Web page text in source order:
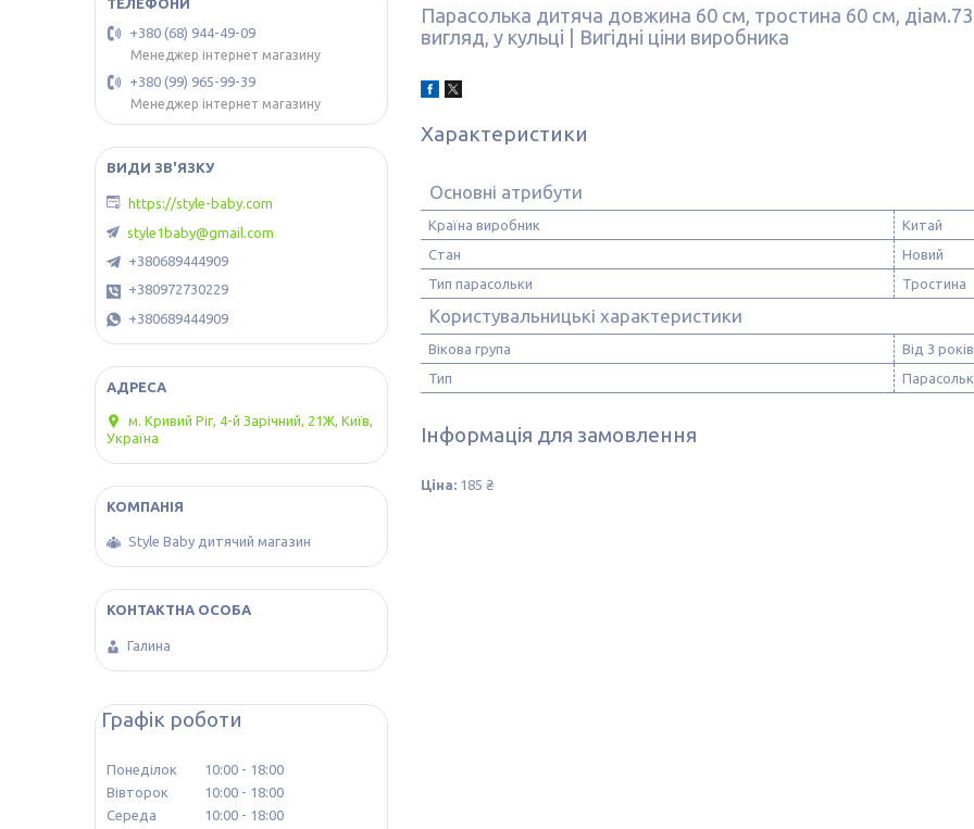
Парасолька дитяча довжина 60 см, тростина 60 см,
вигляд, у кульці | Вигідні ціни виробника
Характеристики
Основні атрибути
Країна виробник
Китай
Стан
Новий
Тип парасольки
Тростина
Користувальницькі характеристики
Вікова група
Від 3 років
Тип
Інформація для замовлення
Ціна: 185 ₴
+380 (68) 944-49-09
Менеджер інтернет магазину
+380 (99) 965-99-39
Менеджер інтернет магазину
https://style-baby.com
style1baby@gmail.com
+380689444909
+380972730229
+380689444909
м. Кривий Ріг, 4-й Зарічний, 21Ж, Київ,
Україна
Style Baby дитячий магазин
Галина
Графік роботи
Понеділок 10:00
18:00
Вівторок
10:00
18:00
Середа
10:00
18:00